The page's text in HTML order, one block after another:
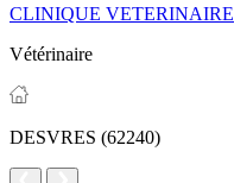
CLINIQUE VETERINAIRE
Vétérinaire
DESVRES (62240)